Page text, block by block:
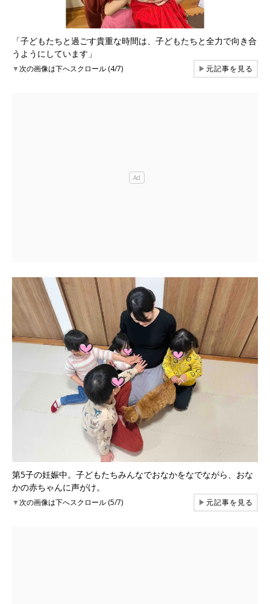
「子どもたちと過ごす貴重な時間は、子どもたちと全力で向き合
うようにしています」
▼次の画像は下へスクロール (4/7) ▶元記事を見る
第5子の妊娠中。子どもたちみんなでおなかをなでながら、おな
かの赤ちゃんに声がけ。
▼次の画像は下へスクロール (5/7) ▶元記事を見る